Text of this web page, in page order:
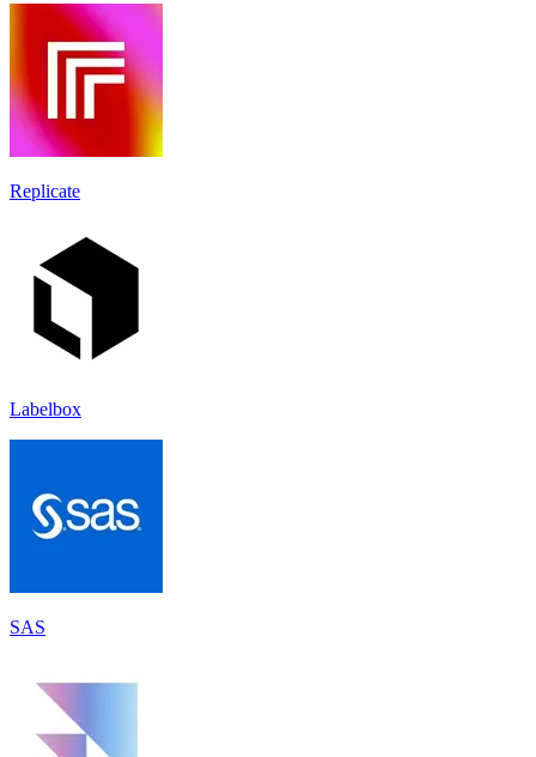
Replicate
Labelbox
SAS